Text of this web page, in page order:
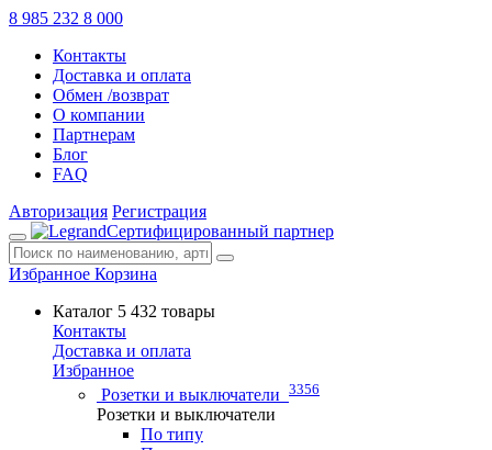
8 985 232 8 000
Контакты
Доставка и оплата
Обмен /возврат
О компании
Партнерам
Блог
FAQ
Авторизация Регистрация
Сертифицированный партнер
Избранное Корзина
Каталог 5 432 товары
Контакты
Доставка и оплата
Избранное
Розетки и выключатели 3356
Розетки и выключатели
По типу